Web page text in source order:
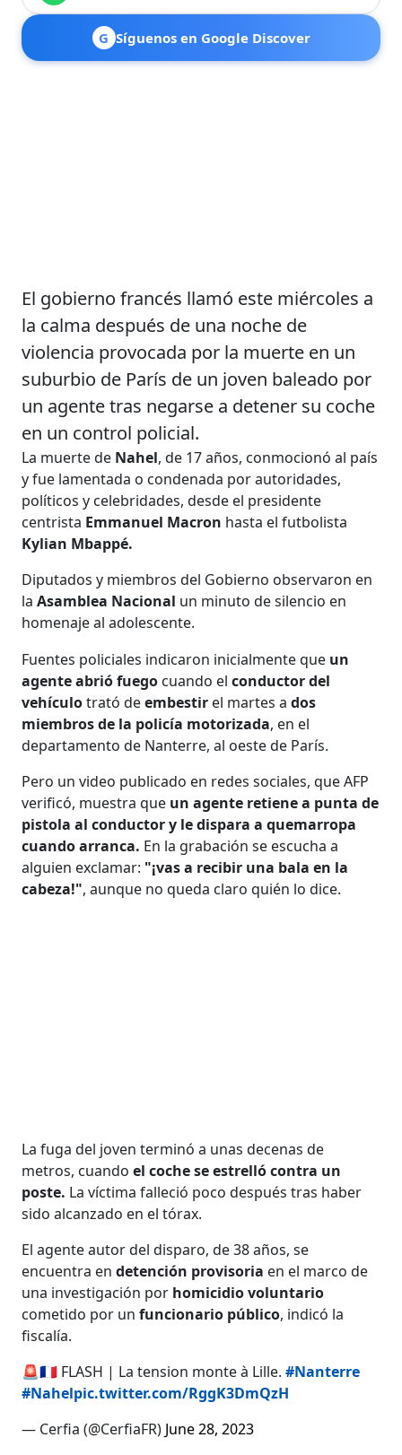
G Síguenos en Google Discover
El gobierno francés llamó este miércoles a
la calma después de una noche de
violencia provocada por la muerte en un
suburbio de París de un joven baleado por
un agente tras negarse a detener su coche
en un control policial.
La muerte de Nahel, de 17 años, conmocionó al país
y fue lamentada o condenada por autoridades,
políticos y celebridades, desde el presidente
centrista Emmanuel Macron hasta el futbolista
Kylian Mbappé.
Diputados y miembros del Gobierno observaron en
laAsamblea Nacional un minuto de silencio en
homenaje al adolescente.
Fuentes policiales indicaron inicialmente que un
agente abrió fuego cuando elconductor del
vehículotrató deembestir el martes ados
miembros de la policía motorizada, en el
departamento de Nanterre, al oeste de París.
Pero un video publicado en redes sociales, que AFP
verificó, muestra que un agente retiene a punta de
pistola al conductor y le dispara a quemarropa
cuando arranca. En la grabación se escucha a
alguien exclamar: "¡vas a recibir una bala en la
cabeza!", aunque no queda claro quién lo dice.
La fuga del joven terminó a unas decenas de
metros, cuandoel coche se estrelló contra un
poste. La víctima falleció poco después tras haber
sido alcanzado en el tórax.
El agente autor del disparo, de 38 años, se
encuentra endetención provisoria en el marco de
una investigación por homicidio voluntario
cometido por un funcionario público, indicó la
fiscalía.
🚨🇫🇷 FLASH | La tension monte à Lille.#Nanterre
#Nahelpic.twitter.com/RggK3DmQzH
— Cerfia (@CerfiaFR) June 28, 2023